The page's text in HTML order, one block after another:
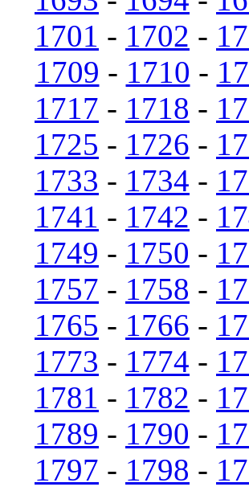
1701 - 1702 -
1709 - 1710 -
1717 - 1718 -
1725 - 1726 -
1733 - 1734 -
1741 - 1742 -
1749 - 1750 -
1757 - 1758 -
1765 - 1766 -
1773 - 1774 -
1781 - 1782 -
1789 - 1790 -
1797 - 1798 -